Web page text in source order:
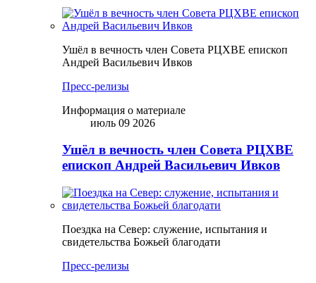
Ушёл в вечность член Совета РЦХВЕ епископ
Андрей Васильевич Ивков
Пресс-релизы
Информация о материале
июль 09 2026
Ушёл в вечность член Совета РЦХВЕ
епископ Андрей Васильевич Ивков
Поездка на Север: служение, испытания и
свидетельства Божьей благодати
Пресс-релизы